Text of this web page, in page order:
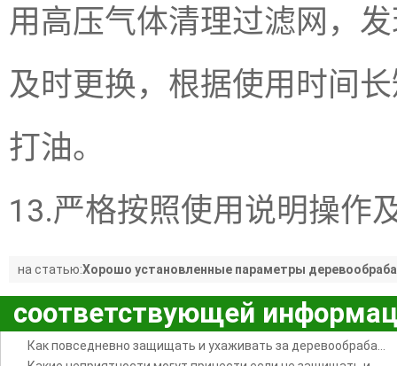
用高压气体清理过滤网，
及时更换，根据使用时间
打油。
13.严格按照使用说明操作
на статью:Хорошо установленные параметры
гравировального станка еще более удлиняют срок
соответствующей